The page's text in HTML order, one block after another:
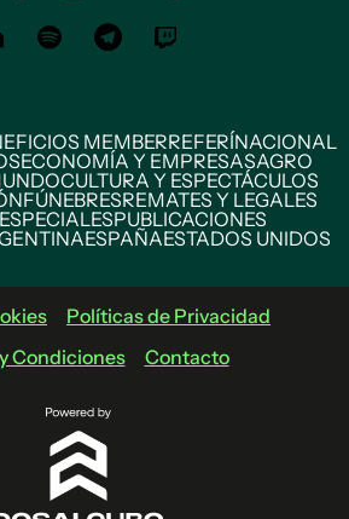
MEMBERREFERÍNACIONAL
ECONOMÍA Y EMPRESASAGRO
CULTURA Y ESPECTÁCULOS
FÚNEBRESREMATES Y LEGALES
PUBLICACIONES
ESPAÑAESTADOS UNIDOS
Políticas de Privacidad
Condiciones
Contacto